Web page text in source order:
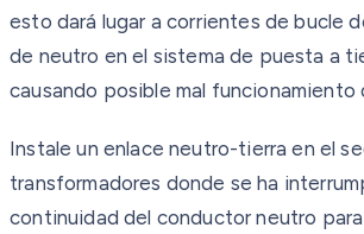
esto dará lugar a corrientes de bucle
de neutro en el sistema de puesta a
causando posible mal funcionamiento
Instale un enlace neutro-tierra en el
transformadores donde se ha
continuidad del conductor neutro